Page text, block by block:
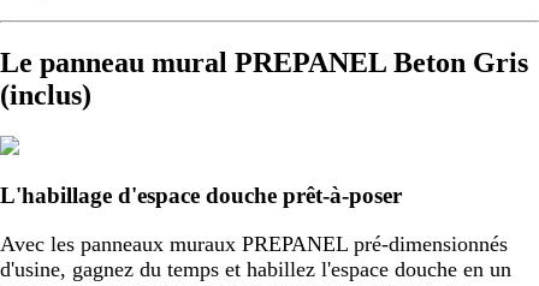
Le panneau mural PREPANEL Beton Gris
(inclus)
L'habillage d'espace douche prêt-à-poser
Avec les panneaux muraux PREPANEL pré-dimensionnés
d'usine, gagnez du temps et habillez l'espace douche en un